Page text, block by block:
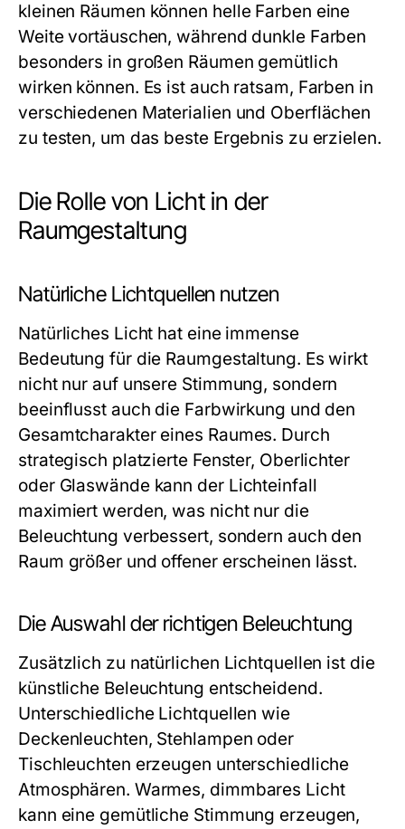
kleinen Räumen können helle Farben eine
Weite vortäuschen, während dunkle Farben
besonders in großen Räumen gemütlich
wirken können. Es ist auch ratsam, Farben in
verschiedenen Materialien und Oberflächen
zu testen, um das beste Ergebnis zu erzielen.
Die Rolle von Licht in der
Raumgestaltung
Natürliche Lichtquellen nutzen
Natürliches Licht hat eine immense
Bedeutung für die Raumgestaltung. Es wirkt
nicht nur auf unsere Stimmung, sondern
beeinflusst auch die Farbwirkung und den
Gesamtcharakter eines Raumes. Durch
strategisch platzierte Fenster, Oberlichter
oder Glaswände kann der Lichteinfall
maximiert werden, was nicht nur die
Beleuchtung verbessert, sondern auch den
Raum größer und offener erscheinen lässt.
Die Auswahl der richtigen Beleuchtung
Zusätzlich zu natürlichen Lichtquellen ist die
künstliche Beleuchtung entscheidend.
Unterschiedliche Lichtquellen wie
Deckenleuchten, Stehlampen oder
Tischleuchten erzeugen unterschiedliche
Atmosphären. Warmes, dimmbares Licht
kann eine gemütliche Stimmung erzeugen,